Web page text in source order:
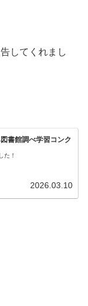
してくれまし
書館調べ学習コンク
た！
2026.03.10